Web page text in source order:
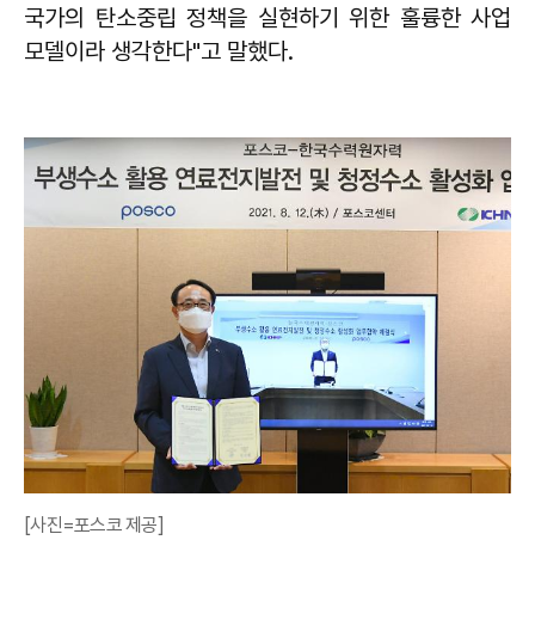
국가의 탄소중립 정책을 실현하기 위한 훌륭한 사업
모델이라 생각한다"고 말했다.
[사진=포스코 제공]